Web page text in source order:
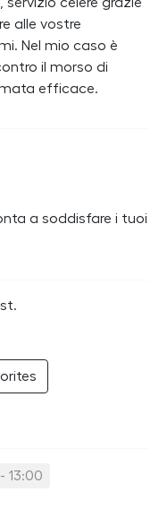
alle vostre
Nel mio caso è
il morso di
efficace.
a soddisfare i tuoi
13:00